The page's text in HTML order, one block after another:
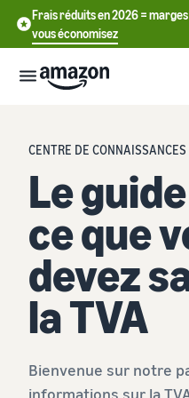
Frais réduits en 2026 =
vous économisez
Commencer
à vendre
sur Amazon
Comment commencer
à vendre sur Amazon
Franchissez cette prochaine
étape pour devenir vendeur
Envoyer
Fulfillment
Aperçu
L'exécution des
appropriées pour exécuter
Grandir
Atteindre
plus de
Tarification
Connaître
Outils
English
- GB
CENTRE DE
Le
ce que
devez
la TVA
Bienvenue sur notre
informations sur la